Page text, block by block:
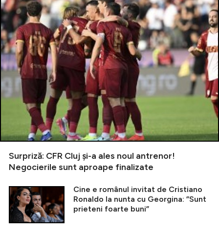
Surpriză: CFR Cluj și-a ales noul antrenor!
Negocierile sunt aproape finalizate
Cine e românul invitat de Cristiano
Ronaldo la nunta cu Georgina: ”Sunt
prieteni foarte buni”